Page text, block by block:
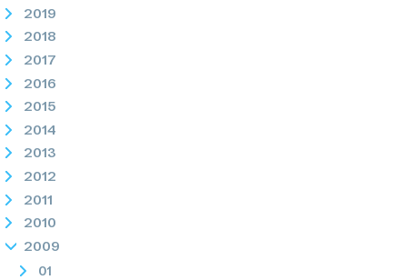
2019
2018
2017
2016
2015
2014
2013
2012
2011
2010
2009
01